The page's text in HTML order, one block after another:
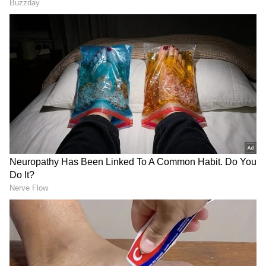
Image Credit :
ಕಾಲಿನ ಗಾಯವು ನಿಮಗೆ ತೊಂದರೆ ನೀಡುತ್ತದೆ. ಮಾನಸಿಕ
ಆರೋಗ್ಯದ ಮೇಲೂ ಪರಿಣಾಮ ಬೀರುತ್ತದೆ. ಇದಲ್ಲದೆ, ಈ
ಸಮಯವು ವೃತ್ತಿಜೀವನದ ದೃಷ್ಟಿಯಿಂದ ಕೆಲಸ ಮಾಡುವ
ವ್ಯಕ್ತಿಗಳಿಗೆ ಅನುಕೂಲಕರವಾಗಿರುವುದಿಲ್ಲ. ನೀವು ಪಿತೂರಿಯ
ಬಲಿಪಶುವಾಗಬಹುದು, ಅದು ನಿಮ್ಮ ಇಮೇಜ್‌ಗೆ ಹಾನಿ
ಮಾಡುತ್ತದೆ.